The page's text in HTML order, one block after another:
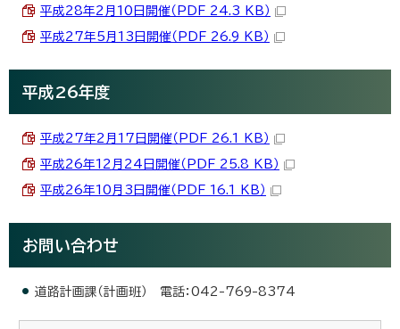
平成28年2月10日開催（PDF 24.3 KB）
平成27年5月13日開催（PDF 26.9 KB）
平成26年度
平成27年2月17日開催（PDF 26.1 KB）
平成26年12月24日開催（PDF 25.8 KB）
平成26年10月3日開催（PDF 16.1 KB）
お問い合わせ
道路計画課（計画班） 電話：042-769-8374